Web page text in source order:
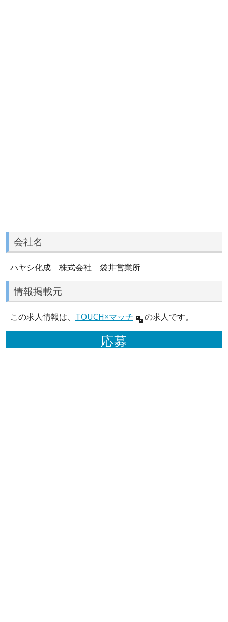
会社名
ハヤシ化成 株式会社 袋井営業所
情報掲載元
この求人情報は、 TOUCH×マッチ の求人です。
応募